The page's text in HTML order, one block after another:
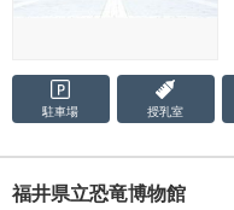
駐車場 授乳室
福井県立恐竜博物館